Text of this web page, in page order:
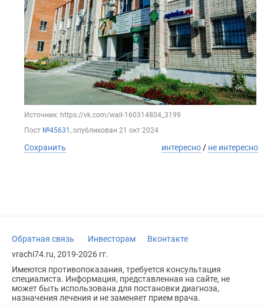
Источник: https://vk.com/wall-160314804_3199
Пост №45631 , опубликован 21 окт 2024
Сохранить интересно / не интересно
Обратная связь Инвесторам
Вконтакте
vrachi74.ru, 2019-2026 гг.
Имеются противопоказания, требуется консультация
специалиста. Информация, представленная на сайте, не
может быть использована для постановки диагноза,
назначения лечения и не заменяет прием врача.